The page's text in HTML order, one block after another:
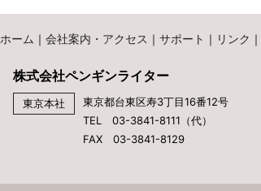
ホーム ｜ 会社案内・アクセス ｜ サポート ｜ リンク ｜
株式会社ペンギンライター
東京本社
東京都台東区寿3丁目16番12号
TEL 03-3841-8111（代）
FAX 03-3841-8129